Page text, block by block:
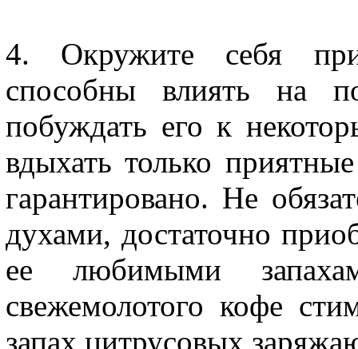
4. Окружите себя
способны влиять на
побуждать его к
вдыхать только
гарантировано. Не
духами, достаточно
ее любимыми
свежемолотого кофе
запах цитрусовых